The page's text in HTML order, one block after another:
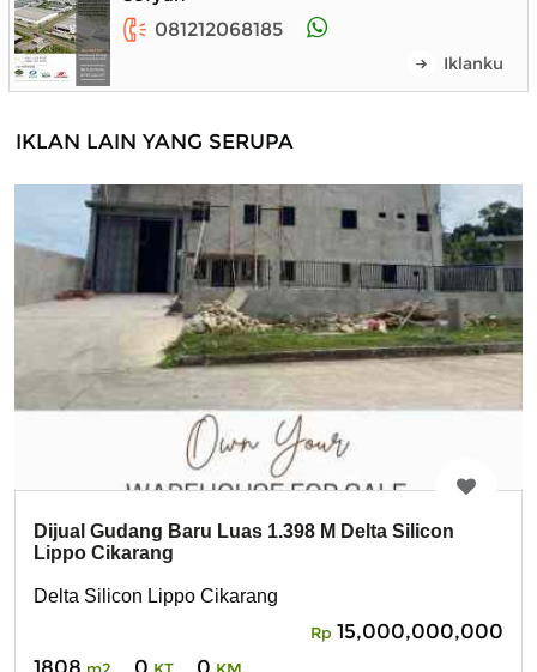
081212068185
Iklanku
IKLAN LAIN YANG SERUPA
Dijual Gudang Baru Luas 1.398 M Delta Silicon
Lippo Cikarang
Delta Silicon Lippo Cikarang
Rp 15,000,000,000
1808 m2 0 KT 0 KM